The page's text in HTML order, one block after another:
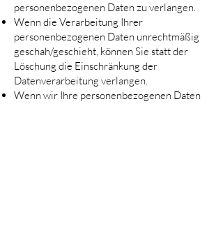
personenbezogenen Daten zu verlangen.
Wenn die Verarbeitung Ihrer
personenbezogenen Daten unrechtmäßig
geschah/geschieht, können Sie statt der
Löschung die Einschränkung der
Datenverarbeitung verlangen.
Wenn wir Ihre personenbezogenen Daten